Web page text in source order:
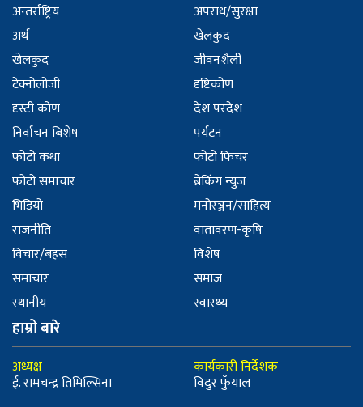
अन्तर्राष्ट्रिय
अपराध/सुरक्षा
अर्थ
खेलकुद
खेलकुद
जीवनशैली
टेक्नोलोजी
दृष्टिकोण
दृस्टी कोण
देश परदेश
निर्वाचन बिशेष
पर्यटन
फोटो कथा
फोटो फिचर
फोटो समाचार
ब्रेकिंग न्युज
भिडियो
मनोरञ्जन/साहित्य
राजनीति
वातावरण-कृषि
विचार/बहस
विशेष
समाचार
समाज
स्थानीय
स्वास्थ्य
हाम्रो बारे
अध्यक्ष
ई. रामचन्द्र तिमिल्सिना
कार्यकारी निर्देशक
विदुर फुँयाल